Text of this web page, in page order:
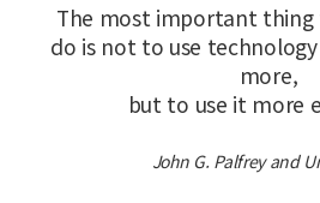
The most important thing
do is not to use
more,
but to use it more
John G. Palfrey and